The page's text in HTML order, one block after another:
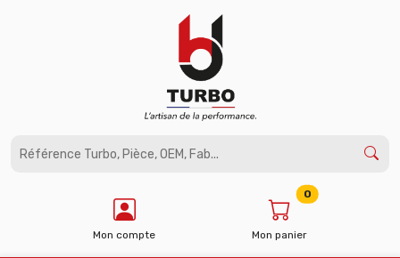
Mon compte Mon panier
0
Panneau de gestion des cookies